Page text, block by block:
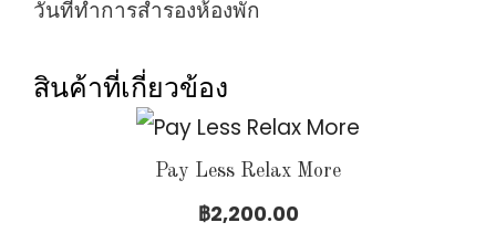
วันที่ทำการสำรองห้องพัก
สินค้าที่เกี่ยวข้อง
Pay Less Relax More
฿2,200.00